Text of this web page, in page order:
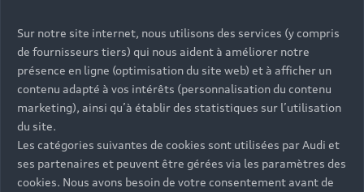
véhicules neufs :
- Jusqu'à 130 points de contrôle spécifiques à chaque
motorisation
- Garantie jusqu’à 24 mois et kilométrage illimité
- Assistance 24/7 en France et en Europe
Découvrez également toutes nos offres d’entretien
partir de 19€/mois
Sur notre site internet, nous utilisons des services (y compris
de fournisseurs tiers) qui nous aident à améliorer notre
présence en ligne (optimisation du site web) et à afficher un
contenu adapté à vos intérêts (personnalisation du contenu
marketing), ainsi qu’à établir des statistiques sur l’utilisation
du site.
Les catégories suivantes de cookies sont utilisées par Audi et
ses partenaires et peuvent être gérées via les paramètres des
cookies. Nous avons besoin de votre consentement avant de